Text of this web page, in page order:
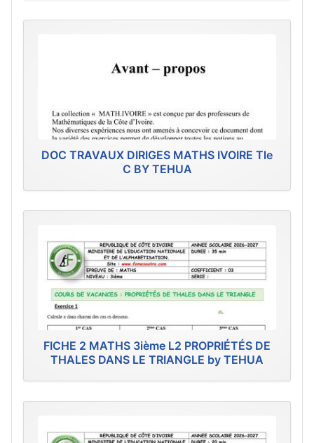
DOC TRAVAUX DIRIGES MATHS IVOIRE Tle
C BY TEHUA
FICHE 2 MATHS 3ième L2 PROPRIÉTÉS DE
THALES DANS LE TRIANGLE by TEHUA